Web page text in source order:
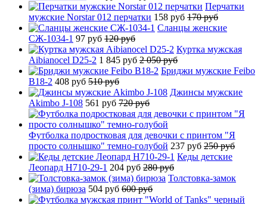
Перчатки
мужские Norstar 012 перчатки 158 руб 170 руб
Сланцы женские
СЖ-1034-1 97 руб 120 руб
Куртка мужская
Aibianocel D25-2 1 845 руб 2 050 руб
Бриджи мужские Feibo
B18-2 408 руб 510 руб
Джинсы мужские
Akimbo J-108 561 руб 720 руб
Футболка подростковая для девочки с принтом "Я
просто солнышко" темно-голубой 237 руб 250 руб
Кеды детские
Леопард H710-29-1 204 руб 280 руб
Толстовка-замок
(зима) бирюза 504 руб 600 руб